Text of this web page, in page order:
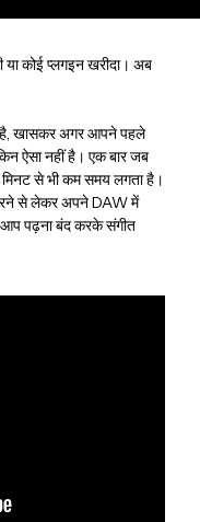
या कोई प्लगइन खरीदा। अब
है, खासकर अगर आपने पहले
ऐसा नहीं है। एक बार जब
से भी कम समय लगता है।
से लेकर अपने DAW में
पढ़ना बंद करके संगीत